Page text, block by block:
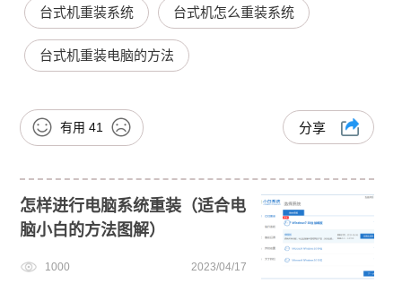
台式机重装系统 台式机怎么重装系统
台式机重装电脑的方法
有用 41 分享
怎样进行电脑系统重装（适合电
脑小白的方法图解）
1000 2023/04/17